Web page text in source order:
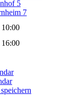
5
7